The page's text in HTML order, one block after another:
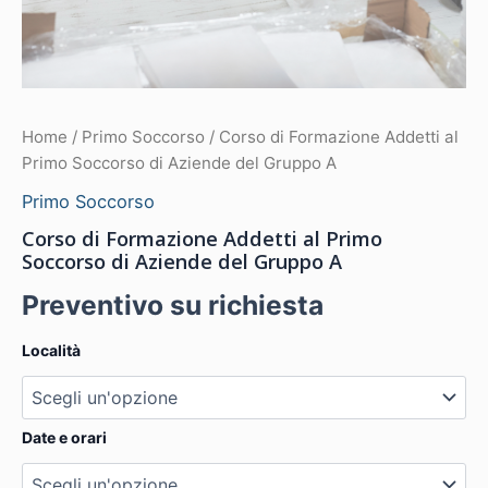
Home / Primo Soccorso / Corso di Formazione Addetti al
Primo Soccorso di Aziende del Gruppo A
Primo Soccorso
Corso di Formazione Addetti al Primo
Soccorso di Aziende del Gruppo A
Preventivo su richiesta
Località
Date e orari